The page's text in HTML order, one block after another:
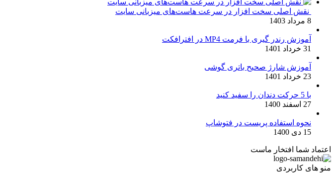
نقش اصلی سخت افزار در سرعت هاست‌های میزبانی سایت
8 مرداد 1403
آموزش رندر گیری با فرمت MP4 در افترافکت
31 خرداد 1401
آموزش شارژ صحیح باتری گوشی
23 خرداد 1401
با 5 حرکت دندان را سفید کنید
27 اسفند 1400
نحوه استفاده پریست در فتوشاپ
15 دی 1400
اعتماد شما افتخار ماست
منو های کاربردی